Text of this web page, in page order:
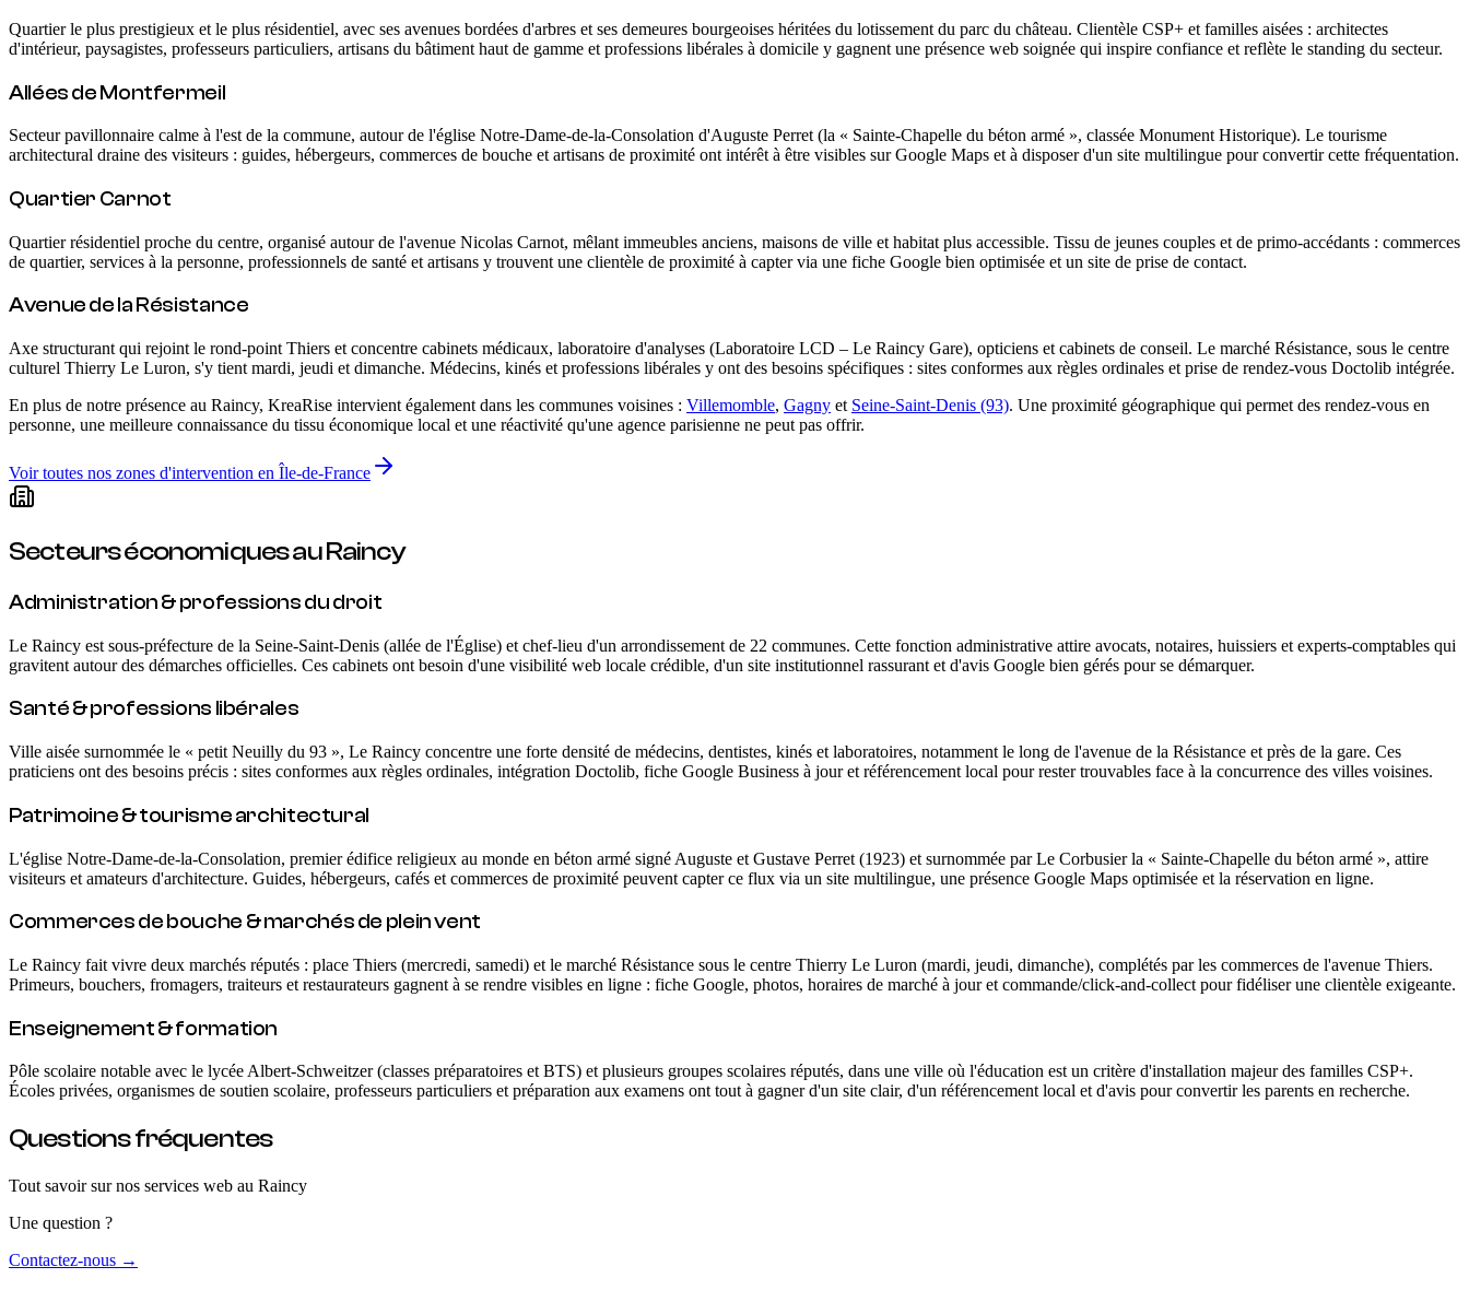
Quartier le plus prestigieux et le plus résidentiel, avec ses avenues bordées d'arbres et ses demeures bourgeoises héritées du lotissement du parc du château. Clientèle CSP+ et familles aisées : architectes
d'intérieur, paysagistes, professeurs particuliers, artisans du bâtiment haut de gamme et professions libérales à domicile y gagnent une présence web soignée qui inspire confiance et reflète le standing du secteur.
Allées de Montfermeil
Secteur pavillonnaire calme à l'est de la commune, autour de l'église Notre-Dame-de-la-Consolation d'Auguste Perret (la « Sainte-Chapelle du béton armé », classée Monument Historique). Le tourisme
architectural draine des visiteurs : guides, hébergeurs, commerces de bouche et artisans de proximité ont intérêt à être visibles sur Google Maps et à disposer d'un site multilingue pour convertir cette fréquentation.
Quartier Carnot
Quartier résidentiel proche du centre, organisé autour de l'avenue Nicolas Carnot, mêlant immeubles anciens, maisons de ville et habitat plus accessible. Tissu de jeunes couples et de primo-accédants : commerces
de quartier, services à la personne, professionnels de santé et artisans y trouvent une clientèle de proximité à capter via une fiche Google bien optimisée et un site de prise de contact.
Avenue de la Résistance
Axe structurant qui rejoint le rond-point Thiers et concentre cabinets médicaux, laboratoire d'analyses (Laboratoire LCD – Le Raincy Gare), opticiens et cabinets de conseil. Le marché Résistance, sous le centre
culturel Thierry Le Luron, s'y tient mardi, jeudi et dimanche. Médecins, kinés et professions libérales y ont des besoins spécifiques : sites conformes aux règles ordinales et prise de rendez-vous Doctolib intégrée.
En plus de notre présence au Raincy, KreaRise intervient également dans les communes voisines : Villemomble, Gagny et Seine-Saint-Denis (93). Une proximité géographique qui permet des rendez-vous en
personne, une meilleure connaissance du tissu économique local et une réactivité qu'une agence parisienne ne peut pas offrir.
Voir toutes nos zones d'intervention en Île-de-France
Secteurs économiquesau Raincy
Administration & professions du droit
Le Raincy est sous-préfecture de la Seine-Saint-Denis (allée de l'Église) et chef-lieu d'un arrondissement de 22 communes. Cette fonction administrative attire avocats, notaires, huissiers et experts-comptables qui
gravitent autour des démarches officielles. Ces cabinets ont besoin d'une visibilité web locale crédible, d'un site institutionnel rassurant et d'avis Google bien gérés pour se démarquer.
Santé & professions libérales
Ville aisée surnommée le « petit Neuilly du 93 », Le Raincy concentre une forte densité de médecins, dentistes, kinés et laboratoires, notamment le long de l'avenue de la Résistance et près de la gare. Ces
praticiens ont des besoins précis : sites conformes aux règles ordinales, intégration Doctolib, fiche Google Business à jour et référencement local pour rester trouvables face à la concurrence des villes voisines.
Patrimoine & tourisme architectural
L'église Notre-Dame-de-la-Consolation, premier édifice religieux au monde en béton armé signé Auguste et Gustave Perret (1923) et surnommée par Le Corbusier la « Sainte-Chapelle du béton armé », attire
visiteurs et amateurs d'architecture. Guides, hébergeurs, cafés et commerces de proximité peuvent capter ce flux via un site multilingue, une présence Google Maps optimisée et la réservation en ligne.
Commerces de bouche & marchés de plein vent
Le Raincy fait vivre deux marchés réputés : place Thiers (mercredi, samedi) et le marché Résistance sous le centre Thierry Le Luron (mardi, jeudi, dimanche), complétés par les commerces de l'avenue Thiers.
Primeurs, bouchers, fromagers, traiteurs et restaurateurs gagnent à se rendre visibles en ligne : fiche Google, photos, horaires de marché à jour et commande/click-and-collect pour fidéliser une clientèle exigeante.
Enseignement & formation
Pôle scolaire notable avec le lycée Albert-Schweitzer (classes préparatoires et BTS) et plusieurs groupes scolaires réputés, dans une ville où l'éducation est un critère d'installation majeur des familles CSP+.
Écoles privées, organismes de soutien scolaire, professeurs particuliers et préparation aux examens ont tout à gagner d'un site clair, d'un référencement local et d'avis pour convertir les parents en recherche.
Questions fréquentes
Tout savoir sur nos services web au Raincy
Une question ?
Contactez-nous →